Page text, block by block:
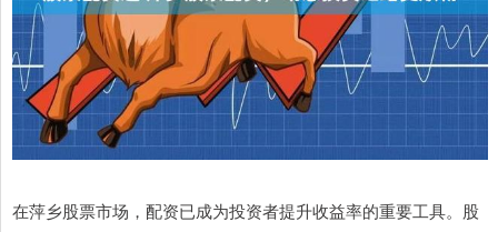
在萍乡股票市场，配资已成为投资者提升收益率的重要工具。股